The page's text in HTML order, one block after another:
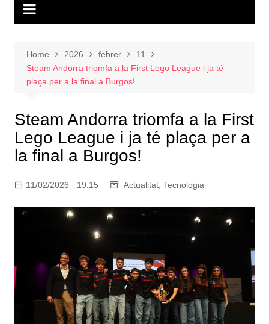
Home 2026 febrer
11
Steam Andorra triomfa a la First Lego League i ja té
plaça per a la final a Burgos!
Steam Andorra triomfa a la First
Lego League i ja té plaça per a
la final a Burgos!
11/02/2026 · 19:15 Actualitat, Tecnologia